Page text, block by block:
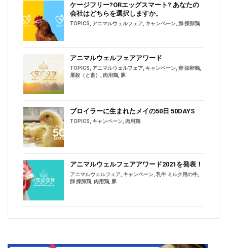
ケージフリー?ORエッグスマート? あなたの
会社はどちらを選択しますか。
TOPICS アニマルウェルフェア キャンペーン 卵 採卵鶏
アニマルウェルフェアアワード
TOPICS アニマルウェルフェア キャンペーン 卵 採卵鶏
屠殺（と畜）
肉用鶏 豚
ブロイラーに生まれたメイの50日 50DAYS
TOPICS キャンペーン 肉用鶏
アニマルウェルフェアアワード2021を発表！
アニマルウェルフェア キャンペーン 乳牛 ミルク用の牛
卵 採卵鶏 肉用鶏 豚